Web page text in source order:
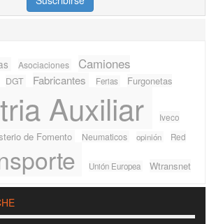
Asociaciones Camiones
DGT Fabricantes Ferias Furgonetas
Auxiliar
Iveco
de Fomento Neumaticos opinión Red
Unión Europea Wtransnet